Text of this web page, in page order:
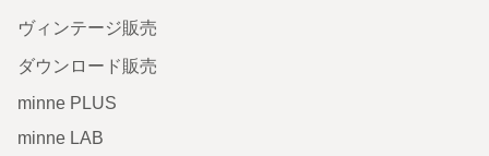
ヴィンテージ販売
ダウンロード販売
minne PLUS
minne LAB